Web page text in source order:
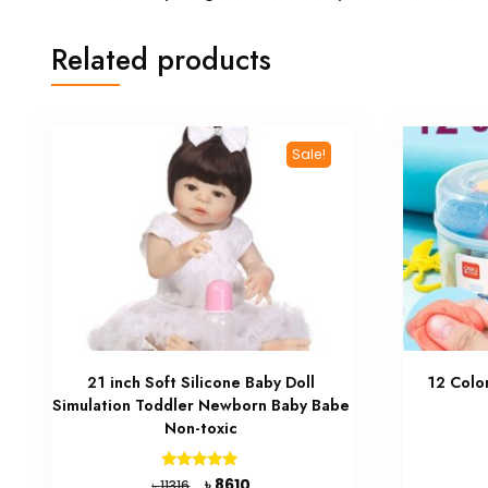
Related products
Sale!
21 inch Soft Silicone Baby Doll
Simulation Toddler Newborn Baby Babe
Non-toxic
RatedOriginal
12